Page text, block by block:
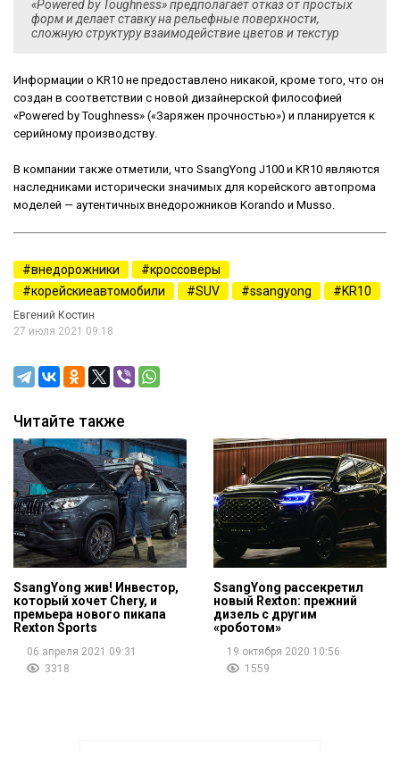
«Powered by Toughness» предполагает отказ от простых
форм и делает ставку на рельефные поверхности,
сложную структуру взаимодействие цветов и текстур
Информации о KR10 не предоставлено никакой, кроме того, что он
создан в соответствии с новой дизайнерской философией
«Powered by Toughness» («Заряжен прочностью») и планируется к
серийному производству.
В компании также отметили, что SsangYong J100 и KR10 являются
наследниками исторически значимых для корейского автопрома
моделей — аутентичных внедорожников Korando и Musso.
внедорожники
кроссоверы
корейскиеавтомобили
SUV ssangyong KR10
Евгений Костин
27 июля 2021 09:18
Читайте также
SsangYong жив! Инвестор,
который хочет Chery, и
премьера нового пикапа
Rexton Sports
06 апреля 2021 09:31
3318
SsangYong рассекретил
новый Rexton: прежний
дизель с другим
«роботом»
19 октября 2020 10:56
1559